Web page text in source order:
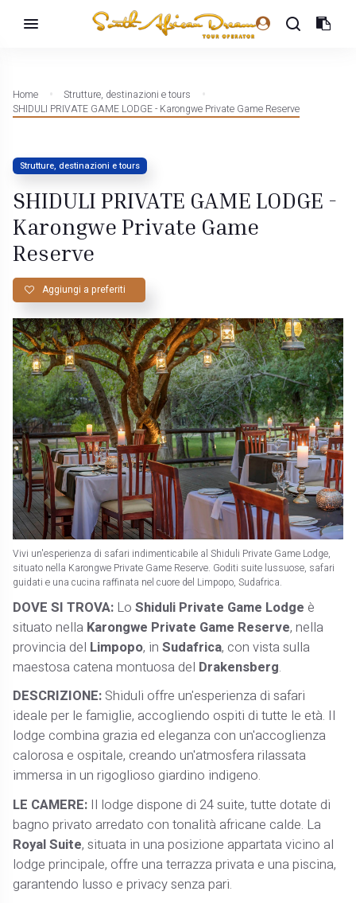
Home
Strutture, destinazioni e tours
SHIDULI PRIVATE GAME LODGE - Karongwe Private Game Reserve
Strutture, destinazioni e tours
SHIDULI PRIVATE GAME LODGE -
Karongwe Private Game
Reserve
Aggiungi a preferiti
Vivi un'esperienza di safari indimenticabile al Shiduli Private Game Lodge,
situato nella Karongwe Private Game Reserve. Goditi suite lussuose, safari
guidati e una cucina raffinata nel cuore del Limpopo, Sudafrica.
DOVE SI TROVA: LoShiduli Private Game Lodge è
situato nella Karongwe Private Game Reserve, nella
provincia del Limpopo, inSudafrica, con vista sulla
maestosa catena montuosa del Drakensberg. ​
DESCRIZIONE: Shiduli offre un'esperienza di safari
ideale per le famiglie, accogliendo ospiti di tutte le età. Il
lodge combina grazia ed eleganza con un'accoglienza
calorosa e ospitale, creando un'atmosfera rilassata
immersa in un rigoglioso giardino indigeno. ​
LE CAMERE: Il lodge dispone di 24 suite, tutte dotate di
bagno privato arredato con tonalità africane calde. La
Royal Suite, situata in una posizione appartata vicino al
lodge principale, offre una terrazza privata e una piscina,
garantendo lusso e privacy senza pari. ​